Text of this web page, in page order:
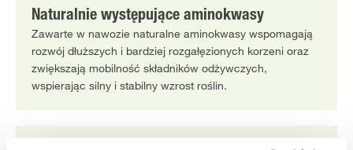
Naturalnie występujące aminokwasy
Zawarte w nawozie naturalne aminokwasy wspomagają
rozwój dłuższych i bardziej rozgałęzionych korzeni oraz
zwiększają mobilność składników odżywczych,
wspierając silny i stabilny wzrost roślin.